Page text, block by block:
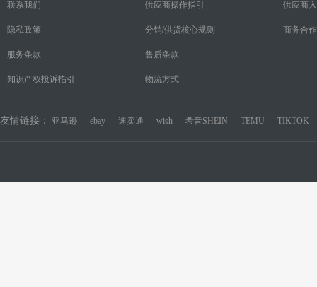
联系我们
隐私政策
服务条款
知识产权投诉指引
供应商操作指引
分销/供货核心规则
售后条款
物流方式
供应商
商务合作
友情链接： 亚马逊 ebay 速卖通 wish 希音SHEIN TEMU TIKTOK